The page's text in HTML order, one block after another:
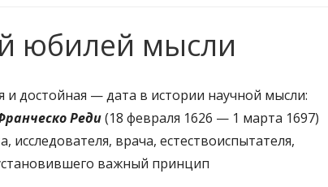
юбилей мысли
достойная — дата в истории научной мысли:
Реди(18 февраля 1626 — 1 марта 1697)
исследователя, врача, естествоиспытателя,
важный принцип